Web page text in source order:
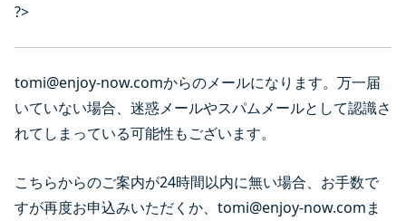
?>
tomi@enjoy-now.comからのメールになります。万一届
いていない場合、迷惑メールやスパムメールとして認識さ
れてしまっている可能性もございます。
こちらからのご案内が24時間以内に無い場合、お手数で
すが再度お申込みいただくか、tomi@enjoy-now.comま